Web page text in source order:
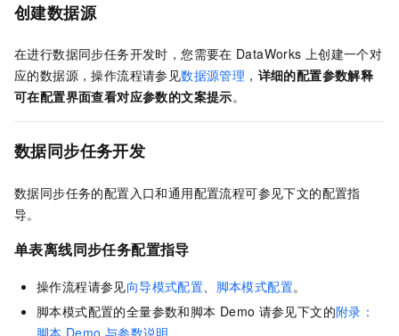
创建数据源
在进行数据同步任务开发时，您需要在 DataWorks 上创建一个对
应的数据源，操作流程请参见数据源管理 ， 详细的配置参数解释
可在配置界面查看对应参数的文案提示。
数据同步任务开发
数据同步任务的配置入口和通用配置流程可参见下文的配置指
导。
单表离线同步任务配置指导
操作流程请参见向导模式配置、 脚本模式配置。
脚本模式配置的全量参数和脚本 Demo 请参见下文的附录：